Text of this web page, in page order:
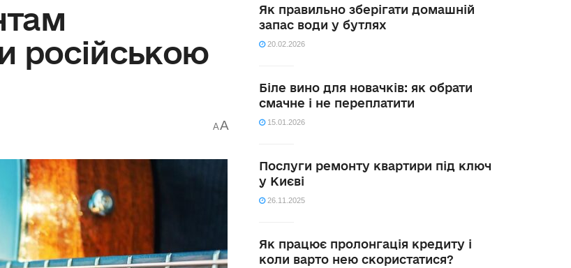
російською
AA
Як правильно зберігати домашній
запас води у бутлях
20.02.2026
Біле вино для новачків: як обрати
смачне і не переплатити
15.01.2026
Послуги ремонту квартири під ключ
у Києві
26.11.2025
Як працює пролонгація кредиту і
коли варто нею скористатися?